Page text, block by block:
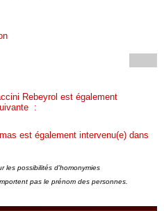
Rebeyrol est également
:
est également intervenu(e) dans
les possibilités d'homonymies
pas le prénom des personnes.